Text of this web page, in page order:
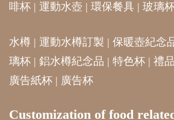
啡杯 | 運動水壺 | 環保餐具 | 玻璃
水樽 | 運動水樽訂製 | 保暖壺紀念
璃杯 | 鋁水樽紀念品 | 特色杯 | 禮
廣告紙杯 | 廣告杯
Customization of food